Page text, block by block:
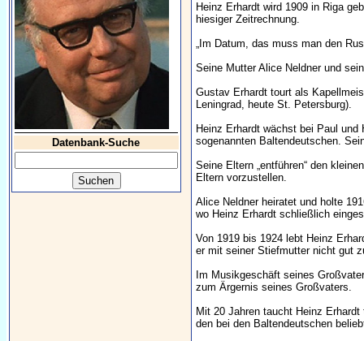
Datenbank-Suche
Heinz Erhardt wird 1909 in Riga
hiesiger Zeitrechnung.
„Im Datum, das muss man den
Seine Mutter Alice Neldner und
Gustav Erhardt tourt als
Leningrad, heute St. Petersburg).
Heinz Erhardt wächst bei Paul
sogenannten Baltendeutschen.
Seine Eltern „entführen“ den
Eltern vorzustellen.
Alice Neldner heiratet und holte
wo Heinz Erhardt schließlich
Von 1919 bis 1924 lebt Heinz
er mit seiner Stiefmutter nicht gut
Im Musikgeschäft seines
zum Ärgernis seines Großvaters.
Mit 20 Jahren taucht Heinz
den bei den Baltendeutschen